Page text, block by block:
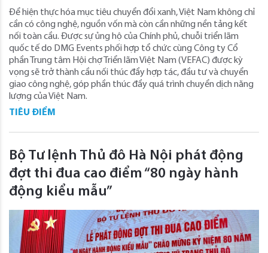
Để hiện thực hóa mục tiêu chuyển đổi xanh, Việt Nam không chỉ
cần có công nghệ, nguồn vốn mà còn cần những nền tảng kết
nối toàn cầu. Được sự ủng hộ của Chính phủ, chuỗi triển lãm
quốc tế do DMG Events phối hợp tổ chức cùng Công ty Cổ
phần Trung tâm Hội chợ Triển lãm Việt Nam (VEFAC) được kỳ
vọng sẽ trở thành cầu nối thúc đẩy hợp tác, đầu tư và chuyển
giao công nghệ, góp phần thúc đẩy quá trình chuyển dịch năng
lượng của Việt Nam.
TIÊU ĐIỂM
Bộ Tư lệnh Thủ đô Hà Nội phát động
đợt thi đua cao điểm “80 ngày hành
động kiểu mẫu”